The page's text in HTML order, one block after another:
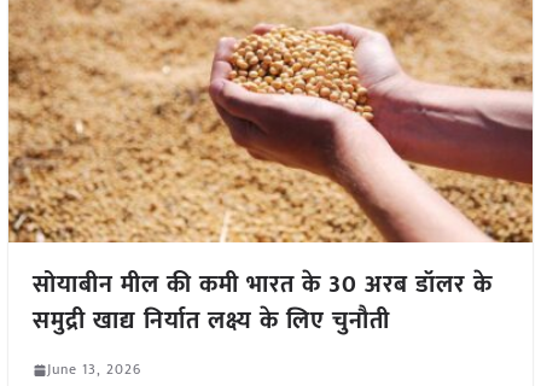
सोयाबीन मील की कमी भारत के 30 अरब डॉलर के
समुद्री खाद्य निर्यात लक्ष्य के लिए चुनौती
June 13, 2026